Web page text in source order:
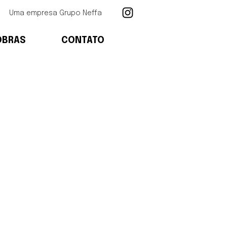
Uma empresa Grupo Neffa
CONTATO